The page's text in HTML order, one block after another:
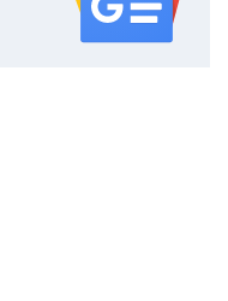
serwisu